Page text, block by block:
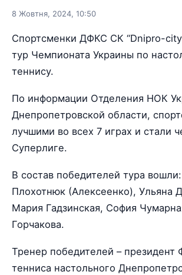
8 Жовтня, 2024, 10:50
Спортсменки ДФКС СК “Dnipro-
тур Чемпионата Украины по
теннису.
По информации Отделения НОК
Днепропетровской области,
лучшими во всех 7 играх и стали
Суперлиге.
В состав победителей тура
Плохотнюк (Алексеенко), Ульяна
Мария Гадзинская, София
Горчакова.
Тренер победителей – президент
тенниса настольного